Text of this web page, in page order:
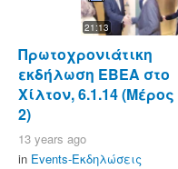
21:13
Πρωτοχρονιάτικη
εκδήλωση ΕΒΕΑ στο
Χίλτον, 6.1.14 (Μέρος
2)
13 years ago
in Events-Εκδηλώσεις